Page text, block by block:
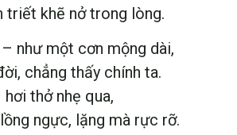
triết khẽ nở trong lòng.
như một cơn mộng dài,
chẳng thấy chính ta.
thở nhẹ qua,
ngực, lặng mà rực rỡ.